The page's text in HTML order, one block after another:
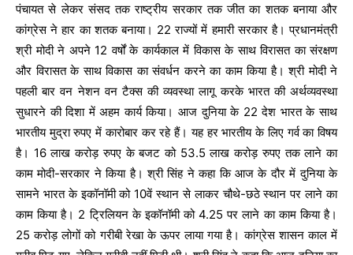
पंचायत से लेकर संसद तक राष्ट्रीय सरकार तक जीत का शतक बनाया और
कांग्रेस ने हार का शतक बनाया। 22 राज्यों में हमारी सरकार है। प्रधानमंत्री
श्री मोदी ने अपने 12 वर्षों के कार्यकाल में विकास के साथ विरासत का संरक्षण
और विरासत के साथ विकास का संवर्धन करने का काम किया है। श्री मोदी ने
पहली बार वन नेशन वन टैक्स की व्यवस्था लागू करके भारत की अर्थव्यवस्था
सुधारने की दिशा में अहम कार्य किया। आज दुनिया के 22 देश भारत के साथ
भारतीय मुद्रा रुपए में कारोबार कर रहे हैं। यह हर भारतीय के लिए गर्व का विषय
है। 16 लाख करोड़ रुपए के बजट को 53.5 लाख करोड़ रुपए तक लाने का
काम मोदी-सरकार ने किया है। श्री सिंह ने कहा कि आज के दौर में दुनिया के
सामने भारत के इकॉनॉमी को 10वें स्थान से लाकर चौथे-छठे स्थान पर लाने का
काम किया है। 2 ट्रिलियन के इकॉनॉमी को 4.25 पर लाने का काम किया है।
25 करोड़ लोगों को गरीबी रेखा के ऊपर लाया गया है। कांग्रेस शासन काल में